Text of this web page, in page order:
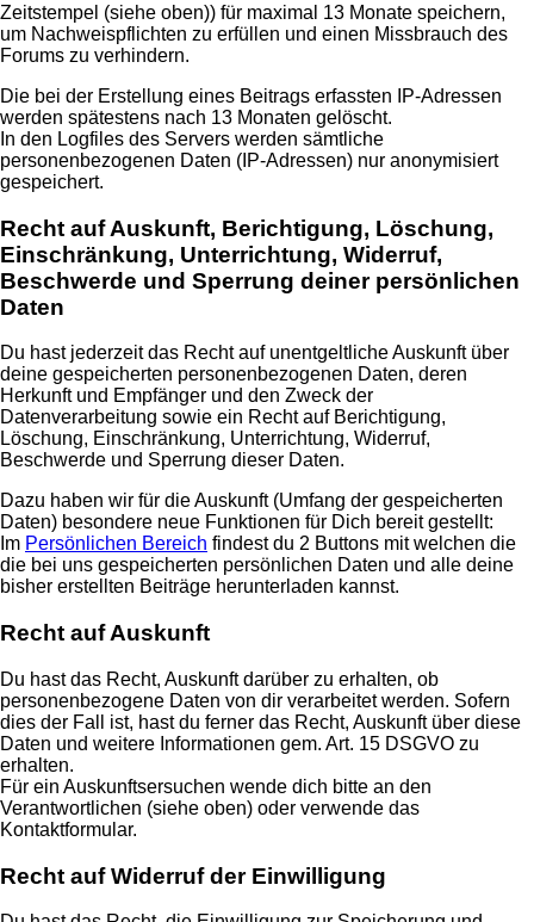
Zeitstempel (siehe oben)) für maximal 13 Monate speichern,
um Nachweispflichten zu erfüllen und einen Missbrauch des
Forums zu verhindern.
Die bei der Erstellung eines Beitrags erfassten IP-Adressen
werden spätestens nach 13 Monaten gelöscht.
In den Logfiles des Servers werden sämtliche
personenbezogenen Daten (IP-Adressen) nur anonymisiert
gespeichert.
Recht auf Auskunft, Berichtigung, Löschung,
Einschränkung, Unterrichtung, Widerruf,
Beschwerde und Sperrung deiner persönlichen
Daten
Du hast jederzeit das Recht auf unentgeltliche Auskunft über
deine gespeicherten personenbezogenen Daten, deren
Herkunft und Empfänger und den Zweck der
Datenverarbeitung sowie ein Recht auf Berichtigung,
Löschung, Einschränkung, Unterrichtung, Widerruf,
Beschwerde und Sperrung dieser Daten.
Dazu haben wir für die Auskunft (Umfang der gespeicherten
Daten) besondere neue Funktionen für Dich bereit gestellt:
Im Persönlichen Bereich findest du 2 Buttons mit welchen die
die bei uns gespeicherten persönlichen Daten und alle deine
bisher erstellten Beiträge herunterladen kannst.
Recht auf Auskunft
Du hast das Recht, Auskunft darüber zu erhalten, ob
personenbezogene Daten von dir verarbeitet werden. Sofern
dies der Fall ist, hast du ferner das Recht, Auskunft über diese
Daten und weitere Informationen gem. Art. 15 DSGVO zu
erhalten.
Für ein Auskunftsersuchen wende dich bitte an den
Verantwortlichen (siehe oben) oder verwende das
Kontaktformular.
Recht auf Widerruf der Einwilligung